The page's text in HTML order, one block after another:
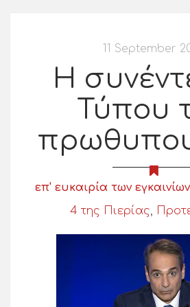
11 September
Η
Τύπου
επ' ευκαιρία των
4 της Πιερίας,